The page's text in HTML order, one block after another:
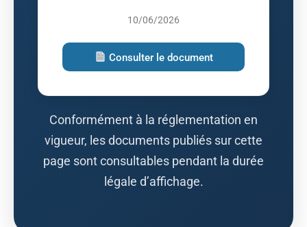
10/06/2026
Consulter le document
Conformément à la réglementation en
vigueur, les documents publiés sur cette
page sont consultables pendant la durée
légale d’affichage.